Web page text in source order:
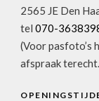
2565 JE Den
tel 070-
(Voor pasfoto’s
afspraak